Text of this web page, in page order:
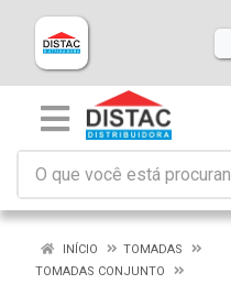
INÍCIO
TOMADAS
TOMADAS CONJUNTO